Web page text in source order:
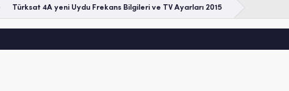
Türksat 4A yeni Uydu Frekans Bilgileri ve TV Ayarları 2015